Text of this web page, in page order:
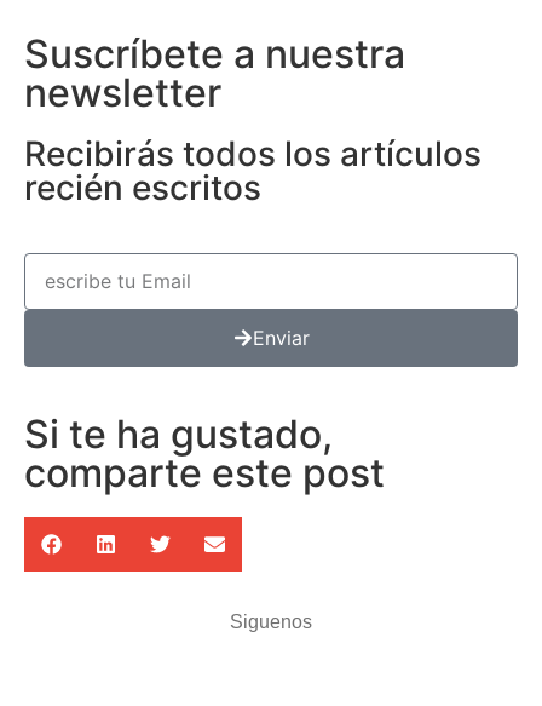
Suscríbete a nuestra
newsletter
Recibirás todos los artículos
recién escritos
Enviar
Si te ha gustado,
comparte este post
Siguenos